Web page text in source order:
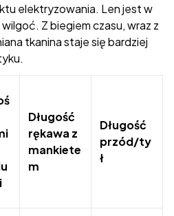
elektryzowania. Len jest w
Z biegiem czasu, wraz z
tkanina staje się bardziej
Długość
rękawa z
mankiete
m
Długość
przód/ty
ł